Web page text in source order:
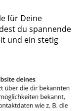
für Deine
du spannende
und ein stetig